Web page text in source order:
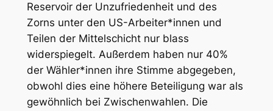
Reservoir der Unzufriedenheit und des
Zorns unter den US-Arbeiter*innen und
Teilen der Mittelschicht nur blass
widerspiegelt. Außerdem haben nur 40%
der Wähler*innen ihre Stimme abgegeben,
obwohl dies eine höhere Beteiligung war als
gewöhnlich bei Zwischenwahlen. Die